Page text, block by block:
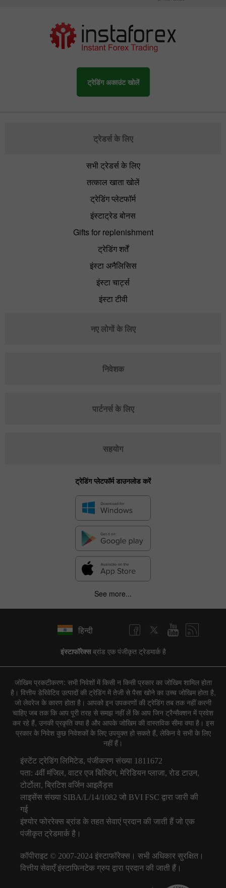
ट्रेडिंग अकाउंट खोलें
ट्रेडर्स के लिए
सभी ट्रेडर्स के लिए
तत्काल खाता खोलें
ट्रेडिंग प्लेटफॉर्म
इंस्टाट्रेड बोनस
Gifts for replenishment
ट्रेडिंग शर्तें
इंस्टा अनैलिसिस
इंस्टा चार्ट्स
इंस्टा टीवी
नए लोगों के लिए
निवेशक
पार्टनर्स के लिए
सहयोग
ट्रेडिंग प्लेटफॉर्म डाउनलोड करें
See more...
हिन्दी
इंस्टाफॉरेक्सब्रांड एक पंजीकृत ट्रेडमार्क है
जोखिम प्रकटीकरण: सभी निवेशों में किसी न किसी प्रकार का जोखिम शामिल होता
है। वित्तीय डेरिवेटिव उत्पादों की ट्रेडिंग में तेजी से पैसा खोने का उच्च जोखिम होता है,
जो लेवरेज के कारण होता है। आपको इन उपकरणों की ट्रेडिंग तब तक नहीं करनी
चाहिए जब तक कि आप पूरी तरह से समझ नहीं लें कि आप जिन ट्रैन्सैक्शन में प्रवेश
कर रहे हैं, उनकी प्रकृति क्या है और आपके जोखिम की वास्तविक सीमा क्या है। इस
प्रकार के निवेश कुछ निवेशकों के लिए उपयुक्त हो सकते हैं, लेकिन वे सभी के लिए
नहीं हैं।
इंस्टेंट ट्रेडिंग लिमिटेड, पंजीकरण संख्या 1811672
पता: 4वीं मंजिल, वाटर एज बिल्डिंग, मेरिडियन प्लाजा, रोड टाउन,
टोर्टोला, ब्रिटिश वर्जिन आइलैंड्स
लाइसेंस संख्या SIBA/L/14/1082 जो BVI FSC द्वारा जारी की
गई
इंश्योर फोररेक्स ब्रांड के तहत सेवाएं प्रदान की जाती हैं जो एक
पंजीकृत ट्रेडमार्क है।
कॉपीराइट © 2007-2024 इंस्टाफॉरेक्स। सभी अधिकार सुरक्षित।
वित्तीय सेवाएँ इंस्टाफिनटेक ग्रुप द्वारा प्रदान की जाती हैं।